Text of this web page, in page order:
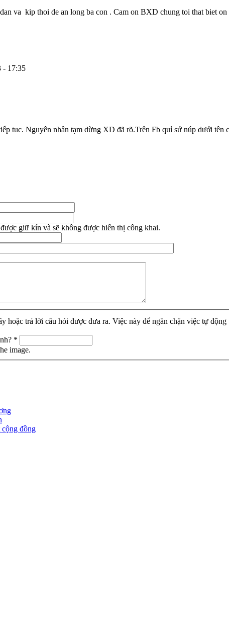
va kip thoi de an long ba con . Cam on BXD chung toi that biet
- 17:35
tuc. Nguyên nhân tạm dừng XD đã rõ.Trên Fb quỉ sứ núp dưới
giữ kín và sẽ không được hiển thị công khai.
hoặc trả lời câu hỏi được đưa ra. Việc này để ngăn chặn việc tự động
*
image.
cộng đồng